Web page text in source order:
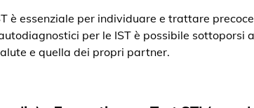
è essenziale per individuare e trattare
per le IST è possibile sottoporsi
e quella dei propri partner.